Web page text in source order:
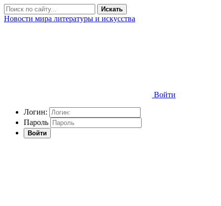
Искать
Новости мира литературы и искусства
Войти
Логин:
Пароль
Войти